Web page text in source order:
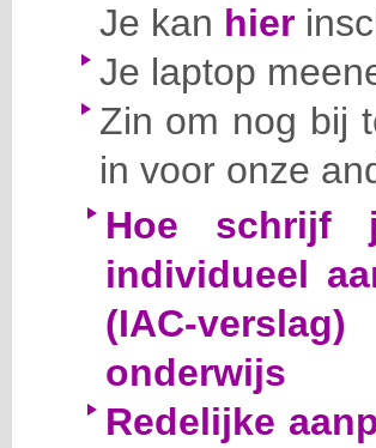
Je kan hier
Je laptop
Zin om nog bij
in voor onze
Hoe schrijf
individueel
(IAC-
onderwijs
Redelijke